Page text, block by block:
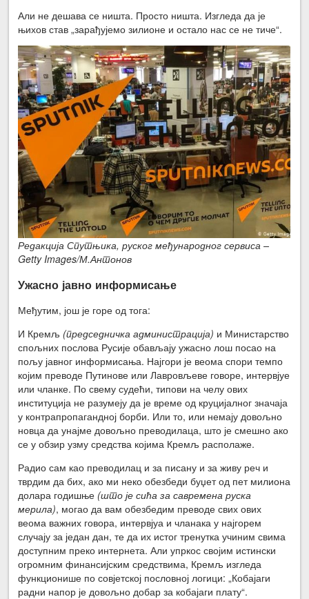
Али не дешава се ништа. Просто ништа. Изгледа да је
њихов став „зарађујемо зилионе и остало нас се не тиче“.
Редакција Спутњика, руског међународног сервиса –
Getty Images/М.Антонов
Ужасно јавно информисање
Међутим, још је горе од тога:
И Кремљ (председничка администрација) и Министарство
спољних послова Русије обављају ужасно лош посао на
пољу јавног информисања. Најгори је веома спори темпо
којим преводе Путинове или Лавровљеве говоре, интервјуе
или чланке. По свему судећи, типови на челу ових
институција не разумеју да је време од круцијалног значаја
у контрапропагандној борби. Или то, или немају довољно
новца да унајме довољно преводилаца, што је смешно ако
се у обзир узму средства којима Кремљ располаже.
Радио сам као преводилац и за писану и за живу реч и
тврдим да бих, ако ми неко обезбеди буџет од пет милиона
долара годишње (што је сића за савремена руска
мерила), могао да вам обезбедим преводе свих ових
веома важних говора, интервјуа и чланака у најгорем
случају за један дан, те да их истог тренутка учиним свима
доступним преко интернета. Али упркос својим истински
огромним финансијским средствима, Кремљ изгледа
функционише по совјетској пословној логици: „Кобајаги
радни напор је довољно добар за кобајаги плату“.